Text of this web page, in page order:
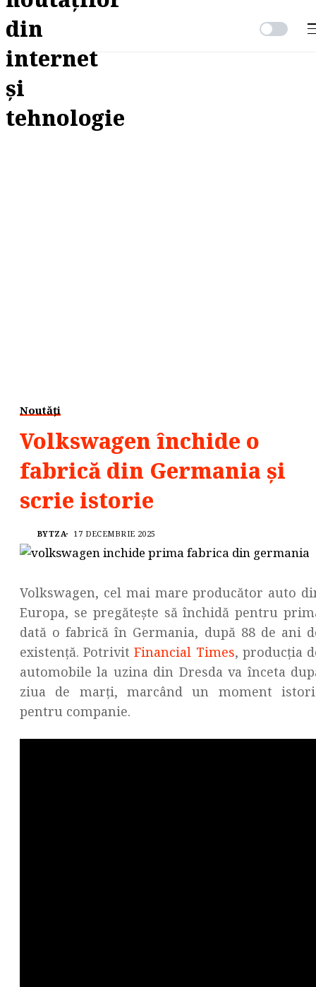
Noutăți
Volkswagen închide o
fabrică din Germania și
scrie istorie
BYTZA 17 DECEMBRIE 2025
Volkswagen, cel mai mare producător auto
Europa, se pregătește să închidă pentru
dată o fabrică în Germania, după 88 de ani
existență. PotrivitFinancial Times, producția
automobile la uzina din Dresda va înceta
ziua de marți, marcând un moment
pentru companie.